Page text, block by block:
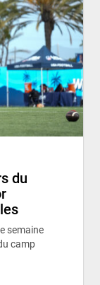
du
semaine
camp